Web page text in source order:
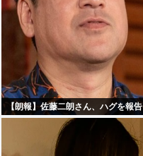
【朗報】佐藤二朗さん、ハグを報告